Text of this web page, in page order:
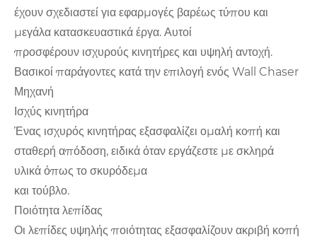
έχουν σχεδιαστεί για εφαρμογές βαρέως τύπου και
μεγάλα κατασκευαστικά έργα. Αυτοί
προσφέρουν ισχυρούς κινητήρες και υψηλή αντοχή.
Βασικοί παράγοντες κατά την επιλογή ενός Wall Chaser
Μηχανή
Ισχύς κινητήρα
Ένας ισχυρός κινητήρας εξασφαλίζει ομαλή κοπή και
σταθερή απόδοση, ειδικά όταν εργάζεστε με σκληρά
υλικά όπως το σκυρόδεμα
και τούβλο.
Ποιότητα λεπίδας
Οι λεπίδες υψηλής ποιότητας εξασφαλίζουν ακριβή κοπή